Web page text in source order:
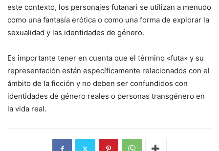
este contexto, los personajes futanari se utilizan a menudo
como una fantasía erótica o como una forma de explorar la
sexualidad y las identidades de género.
Es importante tener en cuenta que el término «futa» y su
representación están específicamente relacionados con el
ámbito de la ficción y no deben ser confundidos con
identidades de género reales o personas transgénero en
la vida real.